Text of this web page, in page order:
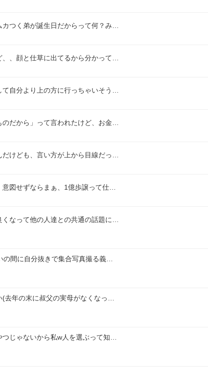
つく弟が誕生日だからって何？み…
、顔と仕草に出てるから分かって…
自分より上の方に行っちゃいそう…
だから」って言われたけど、お金…
けども、言い方が上から目線だっ…
図せずならまぁ、1億歩譲って仕…
なって他の人達との共通の話題に…
間に自分抜きで集合写真撮る義…
年の末に叔父の実母がなくなっ…
じゃないから私w人を選ぶって知…